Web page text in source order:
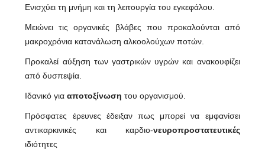
Ενισχύει τη μνήμη και τη λειτουργία του εγκεφάλου.
Μειώνει τις οργανικές βλάβες που προκαλούνται από
μακροχρόνια κατανάλωση αλκοολούχων ποτών.
Προκαλεί αύξηση των γαστρικών υγρών και ανακουφίζει
από δυσπεψία.
Ιδανικό γιααποτοξίνωση του οργανισμού.
Πρόσφατες έρευνες έδειξαν πως μπορεί να εμφανίσει
αντικαρκινικές και καρδιο-νευροπροστατευτικές
ιδιότητες